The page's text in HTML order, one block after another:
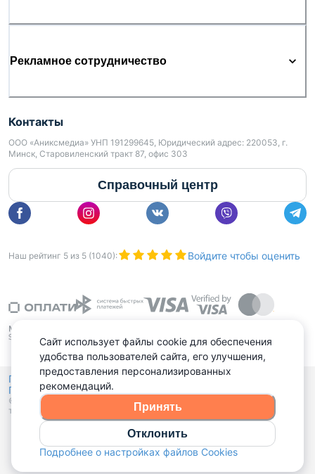
Рекламное сотрудничество
Контакты
ООО «Аниксмедиа» УНП 191299645, Юридический адрес: 220053, г.
Минск, Старовиленский тракт 87, офис 303
Справочный центр
Наш рейтинг 5 из 5 (1040): Войдите чтобы оценить
Политика конфиденциальности,
Политика обработки файлов куки
© 2015 - 2026, Domovita.by. Копирование материалов допускается
только при наличии активной ссылки.
Сайт использует файлы cookie для обеспечения
удобства пользователей сайта, его улучшения,
предоставления персонализированных
рекомендаций.
Принять
Отклонить
Подробнее о настройках файлов Cookies